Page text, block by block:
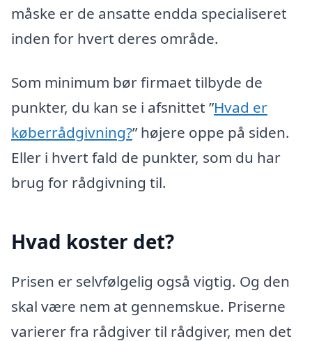
måske er de ansatte endda specialiseret
inden for hvert deres område.
Som minimum bør firmaet tilbyde de
punkter, du kan se i afsnittet ”Hvad er
køberrådgivning?” højere oppe på siden.
Eller i hvert fald de punkter, som du har
brug for rådgivning til.
Hvad koster det?
Prisen er selvfølgelig også vigtig. Og den
skal være nem at gennemskue. Priserne
varierer fra rådgiver til rådgiver, men det